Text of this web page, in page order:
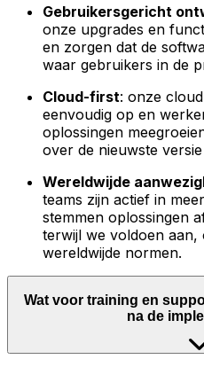
Gebruikersgericht
onze upgrades en
en zorgen dat de
waar gebruikers in de
Cloud-first: onze
eenvoudig op en
oplossingen
over de nieuwste
Wereldwijde
teams zijn actief in
stemmen oplossingen
terwijl we voldoen
wereldwijde normen.
Wat voor training en
na de